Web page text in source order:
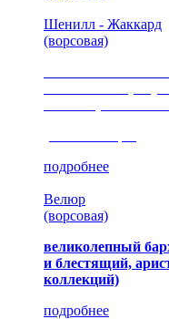
Шенилл - Жаккард
(ворсовая)
подробнее
Велюр
(ворсовая)
великолепный
и блестящий,
коллекций)
подробнее